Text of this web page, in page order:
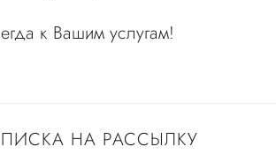
НА РАССЫЛКУ
к Вашим услугам!